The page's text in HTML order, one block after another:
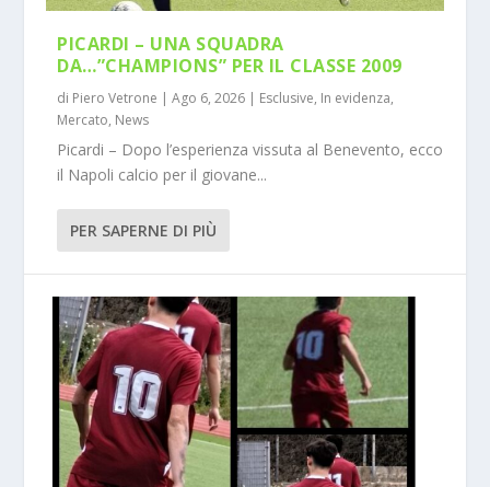
PICARDI – UNA SQUADRA
DA…”CHAMPIONS” PER IL CLASSE 2009
di Piero Vetrone |Ago 6, 2026 | Esclusive, In evidenza,
Mercato, News
Picardi – Dopo l’esperienza vissuta al Benevento, ecco
il Napoli calcio per il giovane...
PER SAPERNE DI PIÙ